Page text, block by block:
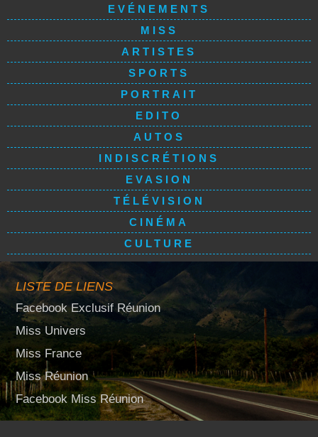
EVÉNEMENTS
MISS
ARTISTES
SPORTS
PORTRAIT
EDITO
AUTOS
INDISCRÉTIONS
EVASION
TÉLÉVISION
CINÉMA
CULTURE
LISTE DE LIENS
Facebook Exclusif Réunion
Miss Univers
Miss France
Miss Réunion
Facebook Miss Réunion